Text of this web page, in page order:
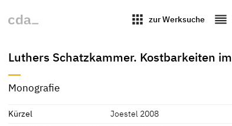
apps zur Werksuche reorder
Luthers Schatzkammer. Kostbarkeiten
Monografie
Kürzel
Joestel 2008